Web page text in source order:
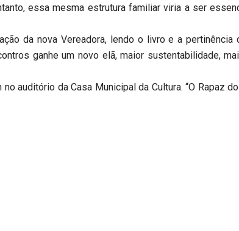
essa mesma estrutura familiar viria a ser
da nova Vereadora, lendo o livro e a
ganhe um novo elã, maior sustentabilidade,
auditório da Casa Municipal da Cultura. “O Rapaz